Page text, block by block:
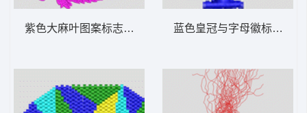
紫色大麻叶图案标志 男装 蓝色皇冠与字母徽标 男装